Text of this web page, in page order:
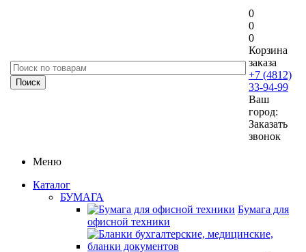
0
0
0
Корзина
заказа
+7 (4812)
33-94-99
Ваш
город:
Заказать
звонок
Меню
Каталог
БУМАГА
Бумага для
офисной техники